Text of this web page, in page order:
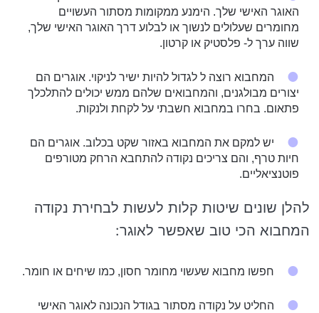
האוגר האישי שלך. הימנע ממקומות מסתור העשויים
מחומרים שעלולים לנשוך או לבלוע דרך האוגר האישי שלך,
שווה ערך ל- פלסטיק או קרטון.
המחבוא רוצה ל לגדול להיות ישיר לניקוי. אוגרים הם
יצורים מבולגנים, והמחבואים שלהם ממש יכולים להתלכלך
פתאום. בחרו במחבוא חשבתי על לקחת ולנקות.
יש למקם את המחבוא באזור שקט בכלוב. אוגרים הם
חיות טרף, והם צריכים נקודה להתחבא הרחק מטורפים
פוטנציאליים.
להלן שונים שיטות קלות לעשות לבחירת נקודה
המחבוא הכי טוב שאפשר לאוגר:
חפשו מחבוא שעשוי מחומר חסון, כמו שיחים ​​או חומר.
החליט על נקודה מסתור בגודל הנכונה לאוגר האישי